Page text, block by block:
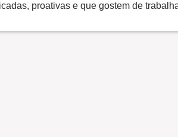
proativas e que gostem de